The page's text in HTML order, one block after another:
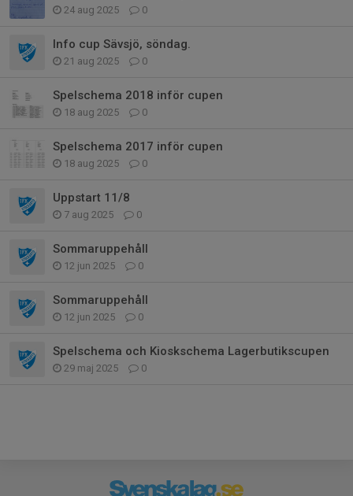
24 aug 2025 0
Info cup Sävsjö, söndag.
21 aug 2025 0
Spelschema 2018 inför cupen
18 aug 2025 0
Spelschema 2017 inför cupen
18 aug 2025 0
Uppstart 11/8
7 aug 2025 0
Sommaruppehåll
12 jun 2025 0
Sommaruppehåll
12 jun 2025 0
Spelschema och Kioskschema Lagerbutikscupen
29 maj 2025 0